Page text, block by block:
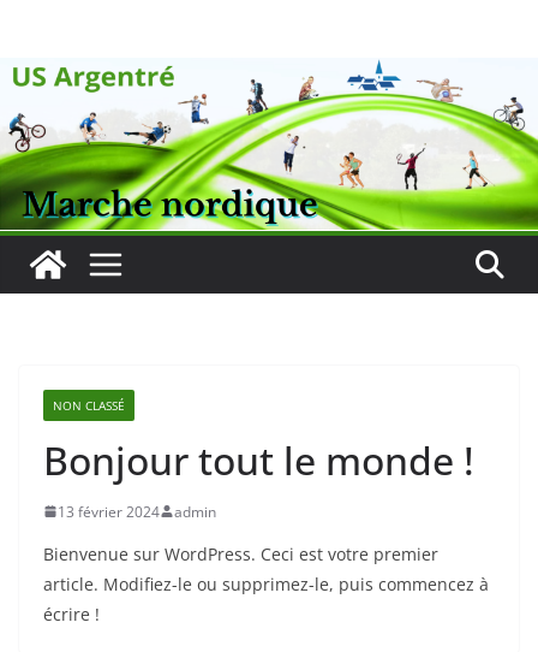
contenu
NON CLASSÉ
Bonjour tout le monde !
13 février 2024 admin
Bienvenue sur WordPress. Ceci est votre premier
article. Modifiez-le ou supprimez-le, puis commencez à
écrire !